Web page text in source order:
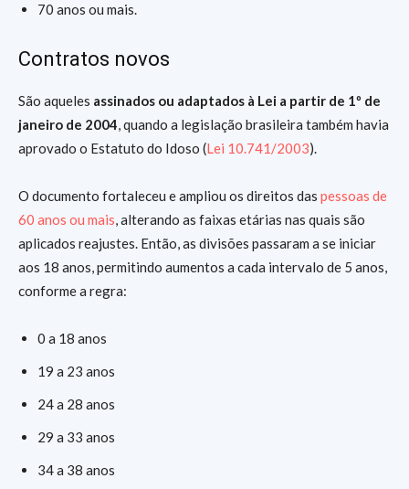
70 anos ou mais.
Contratos novos
São aqueles assinados ou adaptados à Lei a partir de 1º de
janeiro de 2004, quando a legislação brasileira também havia
aprovado o Estatuto do Idoso (Lei 10.741/2003).
O documento fortaleceu e ampliou os direitos das pessoas de
60 anos ou mais, alterando as faixas etárias nas quais são
aplicados reajustes. Então, as divisões passaram a se iniciar
aos 18 anos, permitindo aumentos a cada intervalo de 5 anos,
conforme a regra:
0 a 18 anos
19 a 23 anos
24 a 28 anos
29 a 33 anos
34 a 38 anos